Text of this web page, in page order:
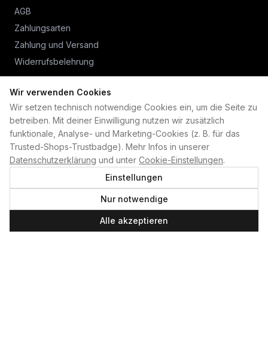
Wir verwenden Cookies
Wir setzen technisch notwendige Cookies ein, um die Seite zu
betreiben. Mit deiner Einwilligung nutzen wir zusätzlich
funktionale, Analyse- und Marketing-Cookies (z. B. für das
Trusted-Shops-Trustbadge). Mehr Infos in unserer
Datenschutzerklärung und unter Cookie-Einstellungen.
Einstellungen
Nur notwendige
Alle akzeptieren
AGB
Zahlungsarten
Zahlung und Versand
Widerrufsbelehrung
PLAN B
Home
Kontakt
Impressum
Datenschutzerklärung